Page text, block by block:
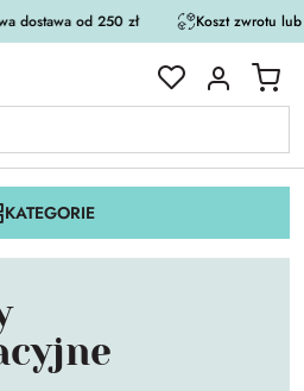
dostawa od 250 zł Koszt zwrotu
KATEGORIE